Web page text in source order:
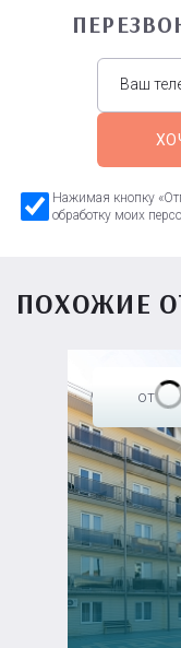
Нажимая кнопку
обработку моих
ПОХОЖИЕ
от